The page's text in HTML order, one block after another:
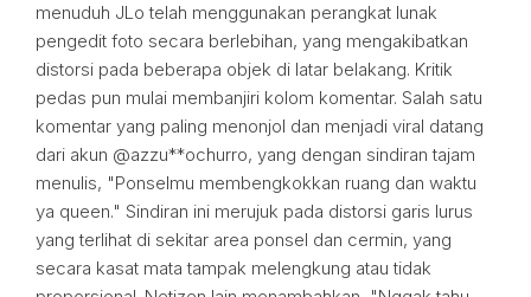
menuduh JLo telah menggunakan perangkat lunak
pengedit foto secara berlebihan, yang mengakibatkan
distorsi pada beberapa objek di latar belakang. Kritik
pedas pun mulai membanjiri kolom komentar. Salah satu
komentar yang paling menonjol dan menjadi viral datang
dari akun @azzu**ochurro, yang dengan sindiran tajam
menulis, "Ponselmu membengkokkan ruang dan waktu
ya queen." Sindiran ini merujuk pada distorsi garis lurus
yang terlihat di sekitar area ponsel dan cermin, yang
secara kasat mata tampak melengkung atau tidak